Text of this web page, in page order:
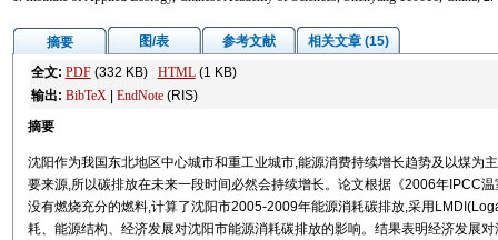
摘要 图/表 参考文献
相关文章 (15)
全文: PDF(332 KB) HTML(1 KB)
输出: BibTeX| EndNote(RIS)
摘要
沈阳作为我国东北地区中心城市和重工业城市,能源消费持续增长趋势及以煤为
要来源,所以碳排放在未来一段时间必然会持续增长。论文根据《2006年IPCC
没有燃烧充分的燃料,计算了沈阳市2005-2009年能源消耗碳排放,采用
耗、能源结构、经济发展对沈阳市能源消耗碳排放的影响。结果表明经济发展